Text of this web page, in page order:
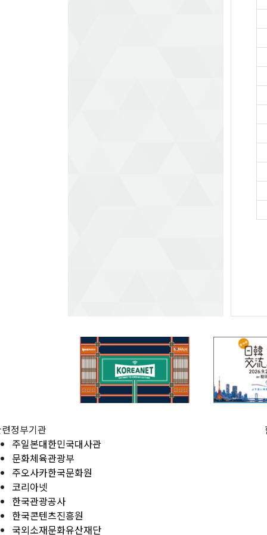
정부기관
주일본대한민국대사관
문화체육관광부
주오사카한국문화원
코리아넷
한국관광공사
한국콘텐츠진흥원
국외소재문화유산재단